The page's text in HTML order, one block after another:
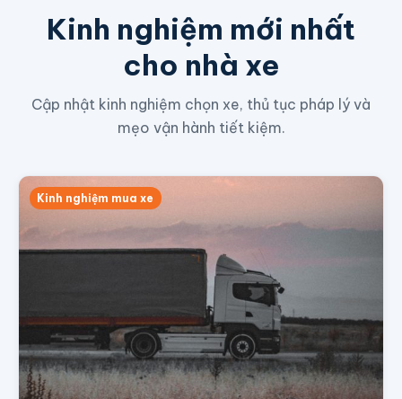
Kinh nghiệm mới nhất
cho nhà xe
Cập nhật kinh nghiệm chọn xe, thủ tục pháp lý và
mẹo vận hành tiết kiệm.
Kinh nghiệm mua xe